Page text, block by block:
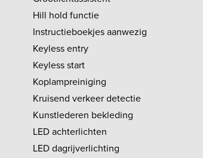
Hill hold functie
Instructieboekjes aanwezig
Keyless entry
Keyless start
Koplampreiniging
Kruisend verkeer detectie
Kunstlederen bekleding
LED achterlichten
LED dagrijverlichting